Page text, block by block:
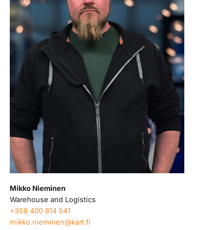
Mikko Nieminen
Warehouse and Logistics
+358 400 814 541
mikko.nieminen@kart.fi